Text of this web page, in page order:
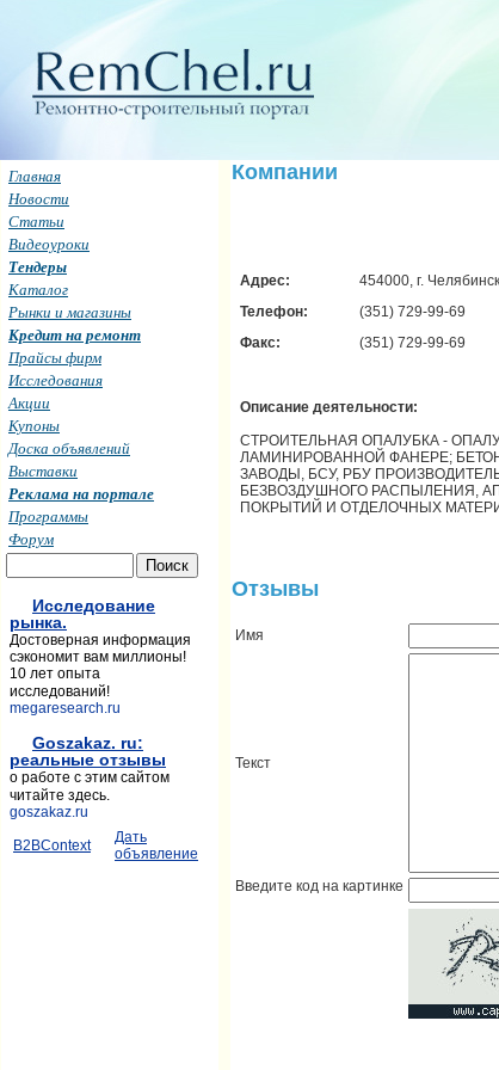
Компании
Адрес: 454000, г.
Телефон:
(351) 729-99-69
Факс:
(351) 729-99-69
Описание деятельности:
СТРОИТЕЛЬНАЯ ОПАЛУБКА -
ЛАМИНИРОВАННОЙ ФАНЕРЕ;
ЗАВОДЫ, БСУ, РБУ
БЕЗВОЗДУШНОГО РАСПЫЛЕНИЯ,
ПОКРЫТИЙ И ОТДЕЛОЧНЫХ
Отзывы
Имя
Текст
Введите код на картинке
Главная
Новости
Статьи
Видеоуроки
Тендеры
Каталог
Рынки и магазины
Кредит на ремонт
Прайсы фирм
Исследования
Акции
Купоны
Доска объявлений
Выставки
Реклама на портале
Программы
Форум
Исследование
рынка.
Достоверная информация
сэкономит вам миллионы!
10 лет опыта
исследований!
megaresearch.ru
Goszakaz. ru:
реальные отзывы
о работе с этим сайтом
читайте здесь.
goszakaz.ru
B2BContext
Дать
объявление